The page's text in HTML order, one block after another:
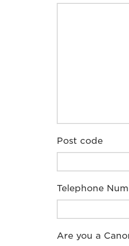
Post code
Telephone
Are you a